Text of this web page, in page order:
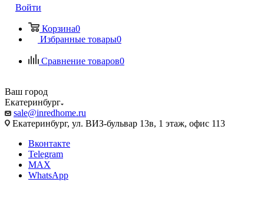
Войти
Корзина0
Избранные товары0
Сравнение товаров0
Ваш город
Екатеринбург
sale@inredhome.ru
Екатеринбург, ул. ВИЗ-бульвар 13в, 1 этаж, офис 113
Вконтакте
Telegram
MAX
WhatsApp